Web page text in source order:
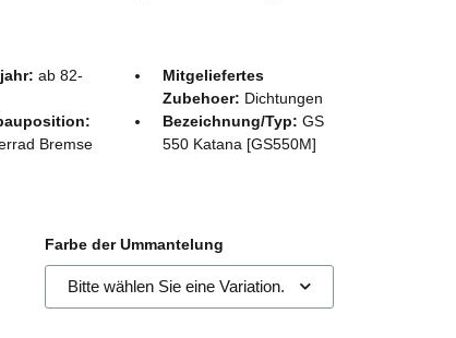
ab 82-
Mitgeliefertes
Zubehoer: Dichtungen
Bremse
Bezeichnung/Typ:GS
550 Katana [GS550M]
Farbe der Ummantelung
Bitte wählen Sie eine Variation.